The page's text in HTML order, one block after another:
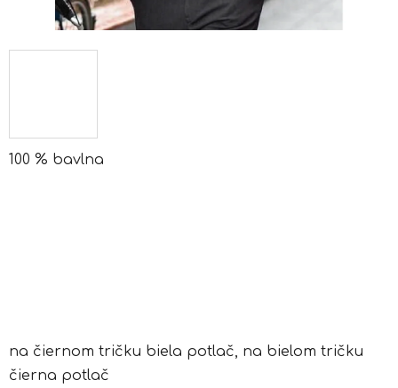
100 % bavlna
na čiernom tričku biela potlač, na bielom tričku
čierna potlač